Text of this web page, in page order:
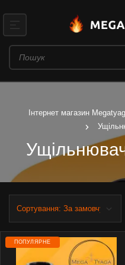
Інтернет магазин
ПОПУЛЯРНЕ